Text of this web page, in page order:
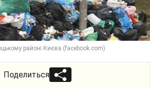
районі Києва (facebook.com)
Поделиться